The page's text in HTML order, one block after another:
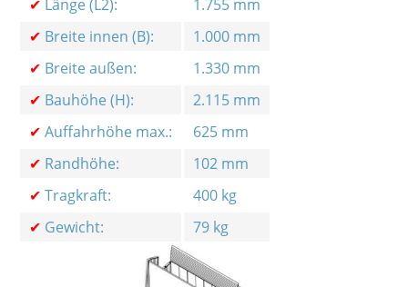
✔ Länge (L2):
1.755 mm
✔ Breite innen (B):
1.000 mm
✔ Breite außen:
1.330 mm
✔ Bauhöhe (H):
2.115 mm
✔ Auffahrhöhe max.:
625 mm
✔ Randhöhe:
102 mm
✔ Tragkraft:
400 kg
✔ Gewicht: 79 kg